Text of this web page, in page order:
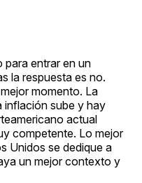
para entrar en un
la respuesta es no.
momento. La
inflación sube y hay
actual
competente. Lo mejor
Unidos se dedique a
un mejor contexto y